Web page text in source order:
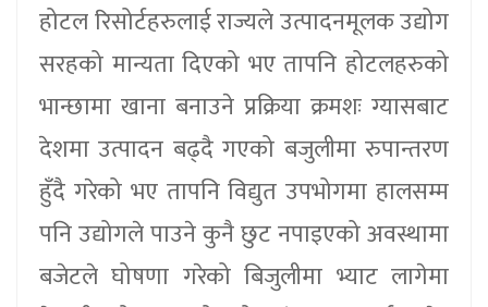
होटल रिसोर्टहरुलाई राज्यले उत्पादनमूलक उद्योग
सरहको मान्यता दिएको भए तापनि होटलहरुको
भान्छामा खाना बनाउने प्रक्रिया क्रमशः ग्यासबाट
देशमा उत्पादन बढ्दै गएको बजुलीमा रुपान्तरण
हुँदै गरेको भए तापनि विद्युत उपभोगमा हालसम्म
पनि उद्योगले पाउने कुनै छुट नपाइएको अवस्थामा
बजेटले घोषणा गरेको बिजुलीमा भ्याट लागेमा